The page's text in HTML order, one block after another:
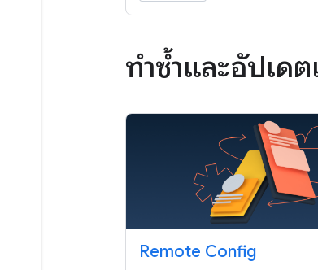
ทำซ้ำและอัปเด
Remote Config